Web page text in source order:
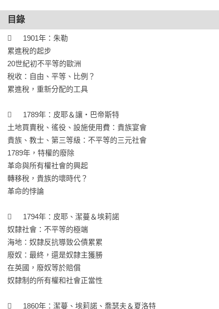
帶你釐清過去200年以來的全球經濟重點──
至今我們習以為常的累進稅率是如何誕生？它和比例稅率哪裡
不一樣？
國家債務如何累積？為何還債與通貨膨脹息息相關？
凱因斯主義是什麼？為何這個思想徹底顛覆了傳統經濟思想？
我們的政府真的可以控制通貨膨脹嗎？
「富人會幫助窮人」的說詞跟想法如何影響今天的賦稅制度？
在通貨膨脹跟全球經濟越來越緊密的狀況下，台灣也將迎來懸
殊的貧富差距，當世界局勢不斷在改變時，綜觀全局將是這個
世代不可缺乏的能力！這本漫畫透過輕鬆的故事劇情，加上經
濟學大家皮凱提的深入分析，幫助在今日貧富差距擴大、經濟
不平等越趨嚴重的今日，重建你的經濟學之眼。
葉  浩｜國立政治大學政治學系副教授
鄭麗君｜青平台基金會董事長
蔡蔚群｜北一女中歷史科教師
周維毅｜《小大人的公民素養課》作者、創新教學獎得主
吳宜蓉｜高雄師範大學教育學博士
謝哲青｜作家、知名節目主持人
目錄
	1901年：朱勒
累進稅的起步
20世紀初不平等的歐洲
稅收：自由、平等、比例？
累進稅，重新分配的工具
	1789年：皮耶＆讓・巴帝斯特
土地買賣稅、徭役、設施使用費：貴族宴會
貴族、教士、第三等級：不平等的三元社會
1789年，特權的廢除
革命與所有權社會的興起
轉移稅，貴族的壞時代？
革命的悖論
	1794年：皮耶、潔蔓＆埃莉諾
奴隸社會：不平等的極端
海地：奴隸反抗導致公債累累
廢奴：最終，還是奴隸主獲勝
在英國，廢奴等於賠償
奴隸制的所有權和社會正當性
	1860年：潔蔓、埃莉諾、喬瑟夫＆夏洛特